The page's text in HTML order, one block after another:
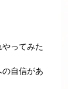
ってみた
自信があ